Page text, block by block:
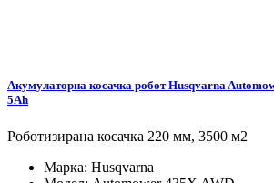
Акумулаторна косачка робот Husqvarna
5Ah
Роботизирана косачка 220 мм, 3500 м2
Марка: Husqvarna